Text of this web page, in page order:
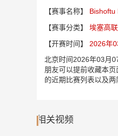
【赛事名称】
Bishoftu
【赛事分类】
埃塞高联
【开赛时间】
2026年
北京时间2026年03月
朋友可以提前收藏本
的近期比赛列表以及两
相关视频